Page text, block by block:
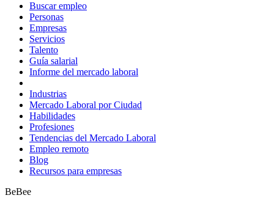
Buscar empleo
Personas
Empresas
Servicios
Talento
Guía salarial
Informe del mercado laboral
Industrias
Mercado Laboral por Ciudad
Habilidades
Profesiones
Tendencias del Mercado Laboral
Empleo remoto
Blog
Recursos para empresas
BeBee